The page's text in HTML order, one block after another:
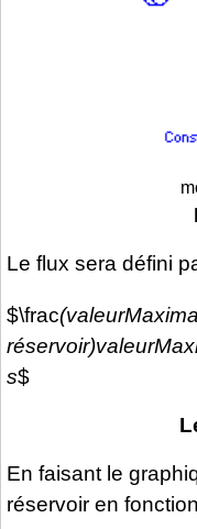
Le flux sera défini
$\frac
réservoir)
s$
En faisant le
réservoir en